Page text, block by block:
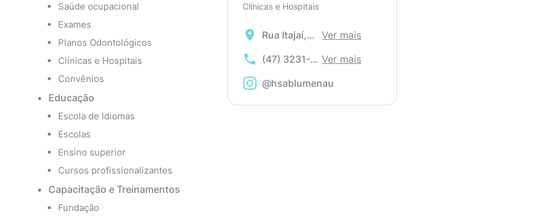
Saúde ocupacional
Exames
Planos Odontológicos
Clínicas e Hospitais
Convênios
Educação
Escola de Idiomas
Escolas
Ensino superior
Cursos profissionalizantes
Capacitação e Treinamentos
Fundação
Clínicas e Hospitais
Rua Itajaí,
Ver mais
(47) 3231-
Ver mais
@hsablumenau